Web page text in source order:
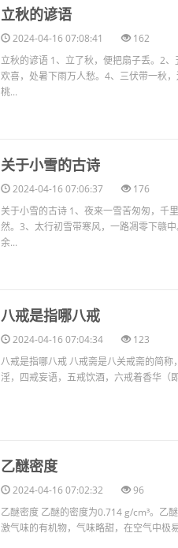
​立秋的谚语
2024-04-16 07:08:41
162
立秋的谚语 1、立了秋，便把扇子丢。2
欢喜，处暑下雨万人愁。4、三伏带一秋
桃...
​关于小雪的古诗
2024-04-16 07:06:37
176
关于小雪的古诗 1、夜来一雪苦匆匆，千
然。3、太行初雪带寒风，一路凋零下赣
余...
​八戒是指哪八戒
2024-04-16 07:04:34
123
八戒是指哪八戒 八戒斋是八关戒斋的简
淫，四戒妄语，五戒饮酒，六戒着香华（
​乙醚密度
2024-04-16 07:02:32
96
乙醚密度 乙醚的密度为0.714 g/cm³。乙
激气味的有机物，气味略甜，在空气中极